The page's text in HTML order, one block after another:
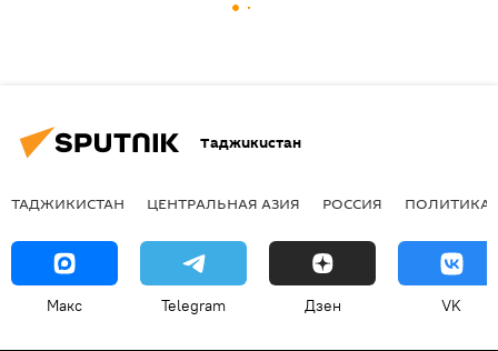
Таджикистан
ТАДЖИКИСТАН ЦЕНТРАЛЬНАЯ АЗИЯ РОССИЯ ПОЛИТИКА
Макс Telegram Дзен VK